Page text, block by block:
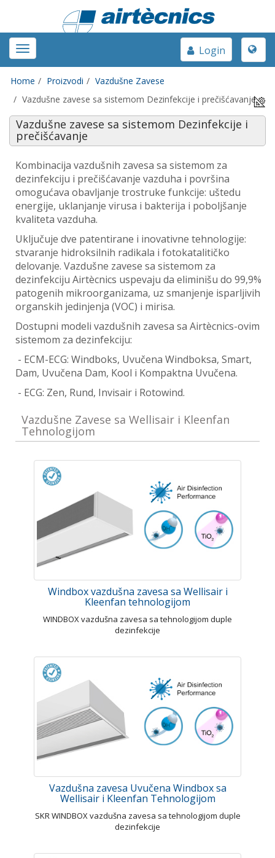
Toggle
navigation
Toggle
Login
Home Proizvodi
Vazdušne Zavese
Vazdušne zavese sa sistemom Dezinfekcije i prečišćavanje
Vazdušne zavese sa sistemom Dezinfekcije i
prečišćavanje
Kombinacija vazdušnih zavesa sa sistemom za
dezinfekciju i prečišćavanje vazduha i površina
omogućava obavljanje trostruke funkcije: uštedu
energije, uklanjanje virusa i bakterija i poboljšanje
kvaliteta vazduha.
Uključuje dve patentirane i inovativne tehnologije:
stvaranje hidroksilnih radikala i fotokatalitičko
delovanje. Vazdušne zavese sa sistemom za
dezinfekciju Airtècnics uspevaju da eliminišu do 99,9%
patogenih mikroorganizama, uz smanjenje isparljivih
organskih jedinjenja (VOC) i mirisa.
Dostupni modeli vazdušnih zavesa sa Airtècnics-ovim
sistemom za dezinfekciju:
- ECM-ECG: Windboks, Uvučena Windboksa, Smart,
Dam, Uvučena Dam, Kool i Kompaktna Uvučena.
- ECG: Zen, Rund, Invisair i Rotowind.
Vazdušne Zavese sa Wellisair i Kleenfan
Tehnologijom
Windbox vazdušna zavesa sa Wellisair i
Kleenfan tehnologijom
WINDBOX vazdušna zavesa sa tehnologijom duple
dezinfekcije
Vazdušna zavesa Uvučena Windbox sa
Wellisair i Kleenfan Tehnologijom
SKR WINDBOX vazdušna zavesa sa tehnologijom duple
dezinfekcije